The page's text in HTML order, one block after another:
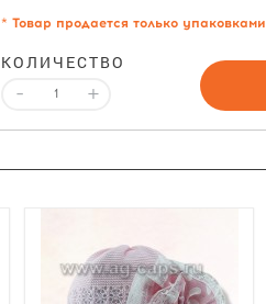
* Товар продается только упаковками
КОЛИЧЕСТВО
- +